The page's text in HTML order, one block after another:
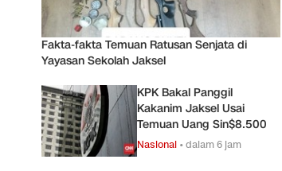
Fakta-fakta Temuan Ratusan Senjata di
Yayasan Sekolah Jaksel
KPK Bakal Panggil
Kakanim Jaksel Usai
Temuan Uang Sin$8.500
Nasional •dalam 6 jam